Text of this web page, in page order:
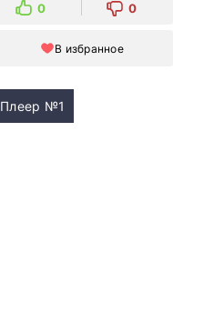
0 0
В избранное
Плеер №1